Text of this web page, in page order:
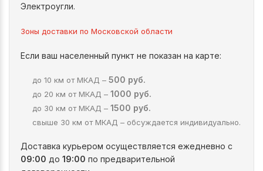
Электроугли.
Зоны доставки по Московской области
Если ваш населенный пункт не показан на карте:
до 10 км от МКАД – 500 руб.
до 20 км от МКАД – 1000 руб.
до 30 км от МКАД – 1500 руб.
свыше 30 км от МКАД – обсуждается индивидуально.
Доставка курьером осуществляется ежедневно с
09:00 до 19:00 по предварительной